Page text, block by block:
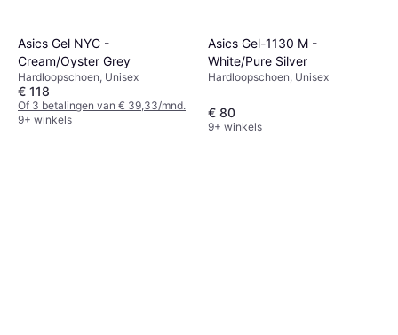
Asics Gel NYC -
Cream/Oyster Grey
Hardloopschoen, Unisex
€ 118
Of 3 betalingen van € 39,33/mnd.
9+ winkels
Asics Gel-1130 M -
White/Pure Silver
Hardloopschoen, Unisex
€ 80
9+ winkels